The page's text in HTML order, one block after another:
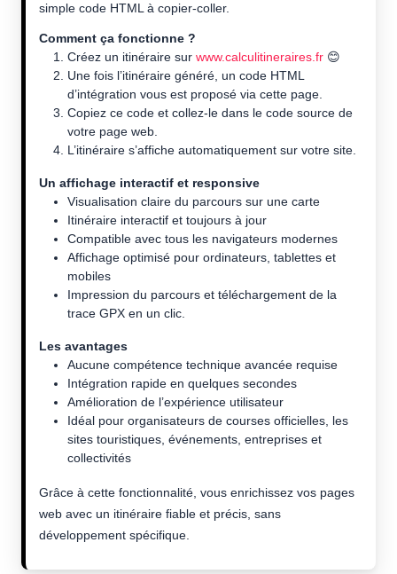
simple code HTML à copier-coller.
Comment ça fonctionne ?
Créez un itinéraire sur www.calculitineraires.fr 😊
Une fois l’itinéraire généré, un code HTML
d’intégration vous est proposé via cette page.
Copiez ce code et collez-le dans le code source de
votre page web.
L’itinéraire s’affiche automatiquement sur votre site.
Un affichage interactif et responsive
Visualisation claire du parcours sur une carte
Itinéraire interactif et toujours à jour
Compatible avec tous les navigateurs modernes
Affichage optimisé pour ordinateurs, tablettes et
mobiles
Impression du parcours et téléchargement de la
trace GPX en un clic.
Les avantages
Aucune compétence technique avancée requise
Intégration rapide en quelques secondes
Amélioration de l’expérience utilisateur
Idéal pour organisateurs de courses officielles, les
sites touristiques, événements, entreprises et
collectivités
Grâce à cette fonctionnalité, vous enrichissez vos pages
web avec un itinéraire fiable et précis, sans
développement spécifique.